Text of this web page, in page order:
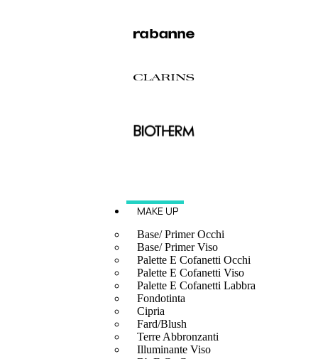
MAKE UP
Base/ Primer Occhi
Base/ Primer Viso
Palette E Cofanetti Occhi
Palette E Cofanetti Viso
Palette E Cofanetti Labbra
Fondotinta
Cipria
Fard/Blush
Terre Abbronzanti
Illuminante Viso